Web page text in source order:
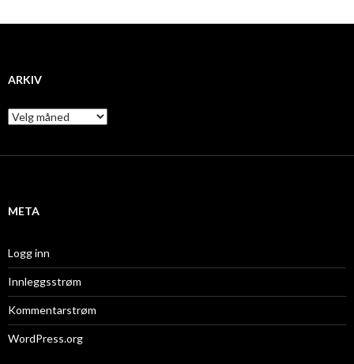
ARKIV
A
r
i
META
Logg inn
Innleggsstrøm
Kommentarstrøm
WordPress.org